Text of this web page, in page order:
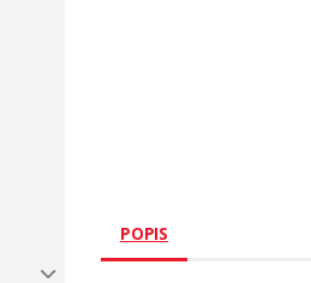
POPIS